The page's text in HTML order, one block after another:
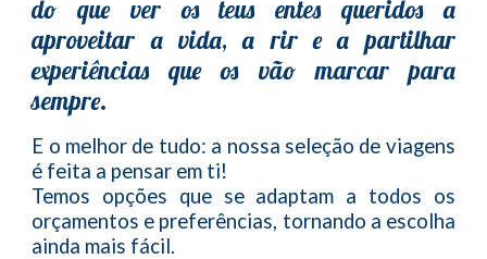
do que ver os teus entes queridos a
aproveitar a vida, a rir e a partilhar
experiências que os vão marcar para
sempre.
E o melhor de tudo: a nossa seleção de viagens
é feita a pensar em ti!
Temos opções que se adaptam a todos os
orçamentos e preferências, tornando a escolha
ainda mais fácil.